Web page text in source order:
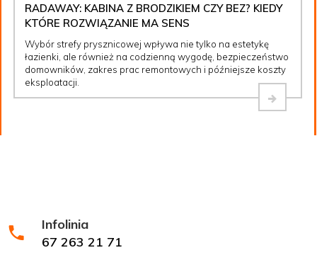
RADAWAY: KABINA Z BRODZIKIEM CZY BEZ? KIEDY
KTÓRE ROZWIĄZANIE MA SENS
Wybór strefy prysznicowej wpływa nie tylko na estetykę
łazienki, ale również na codzienną wygodę, bezpieczeństwo
domowników, zakres prac remontowych i późniejsze koszty
eksploatacji.
Infolinia
67 263 21 71